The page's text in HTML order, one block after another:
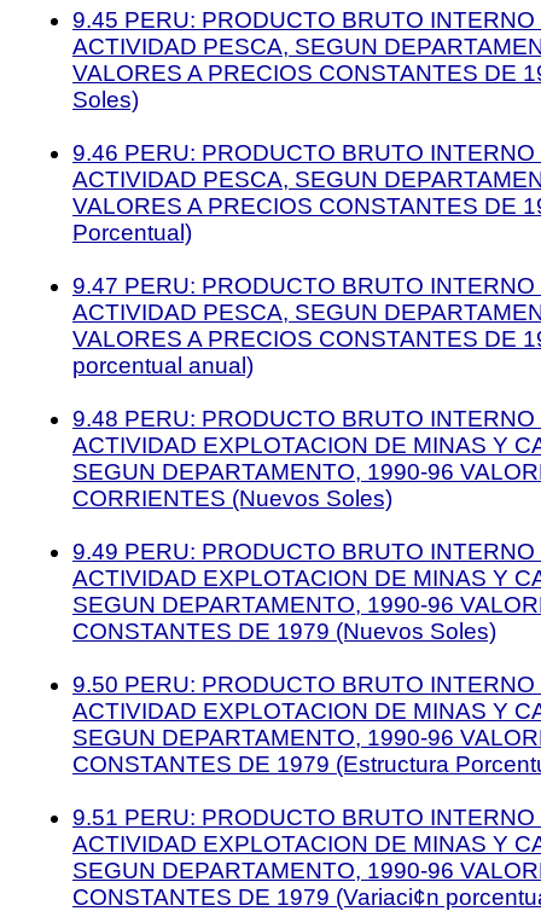
9.45 PERU: PRODUCTO BRUTO INTERNO
ACTIVIDAD PESCA, SEGUN
VALORES A PRECIOS CONSTANTES DE
Soles)
9.46 PERU: PRODUCTO BRUTO INTERNO
ACTIVIDAD PESCA, SEGUN
VALORES A PRECIOS CONSTANTES DE
Porcentual)
9.47 PERU: PRODUCTO BRUTO INTERNO
ACTIVIDAD PESCA, SEGUN
VALORES A PRECIOS CONSTANTES DE
porcentual anual)
9.48 PERU: PRODUCTO BRUTO INTERNO
ACTIVIDAD EXPLOTACION DE MINAS Y
SEGUN DEPARTAMENTO, 1990-96
CORRIENTES (Nuevos Soles)
9.49 PERU: PRODUCTO BRUTO INTERNO
ACTIVIDAD EXPLOTACION DE MINAS Y
SEGUN DEPARTAMENTO, 1990-96
CONSTANTES DE 1979 (Nuevos Soles)
9.50 PERU: PRODUCTO BRUTO INTERNO
ACTIVIDAD EXPLOTACION DE MINAS Y
SEGUN DEPARTAMENTO, 1990-96
CONSTANTES DE 1979 (Estructura
9.51 PERU: PRODUCTO BRUTO INTERNO
ACTIVIDAD EXPLOTACION DE MINAS Y
SEGUN DEPARTAMENTO, 1990-96
CONSTANTES DE 1979 (Variaci¢n